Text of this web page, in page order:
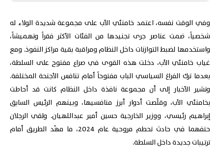
قِطاعِ غَزَّة
وفي الوقت نفسه، اعتمد خامنئي الأب على مجموعة شديدة الولاء له
شخصياً، ضمت عناصر جرى تجنيدها من الفئات الأكثر فقراً وتهميشاً،
واستخدمها لضبط التوازنات داخل النظام ومراقبة بقية مراكز النفوذ. ومع
غياب خامنئي الأب، دخلت هذه القوى في صراع مفتوح على السلطة،
بعدما ترك الفراغ السياسي الباب مفتوحاً أمام تنافس الأجنحة المختلفة.
وتشير الأخبار إلى أن مجموعة نافذة داخل النظام كانت قد أحاطت
بخامنئي الأب، وقلّصت أدوار أبرز منافسيها، وبينهم الرئيس السابق
إبراهيم رئيسي، ووزير الخارجية حسين أمير عبداللهيان. ولقي الرجلان
حتفهما في حادث تحطم مروحية عام 2024، ما مهّد الطريق أمام
ترتيبات جديدة داخل السلطة.